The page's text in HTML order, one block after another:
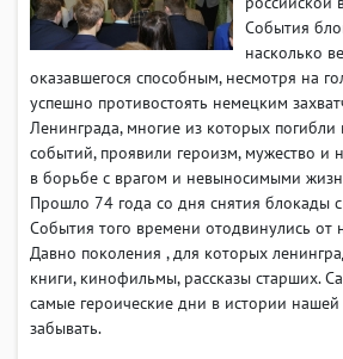
События
насколько
оказавшегося способным, несмотря на
успешно противостоять немецким
Ленинграда, многие из которых погибли
событий, проявили героизм, мужество и
в борьбе с врагом и невыносимыми
Прошло 74 года со дня снятия блокады
События того времени отодвинулись от
Давно поколения , для которых
книги, кинофильмы, рассказы старших.
самые героические дни в истории нашей
забывать.